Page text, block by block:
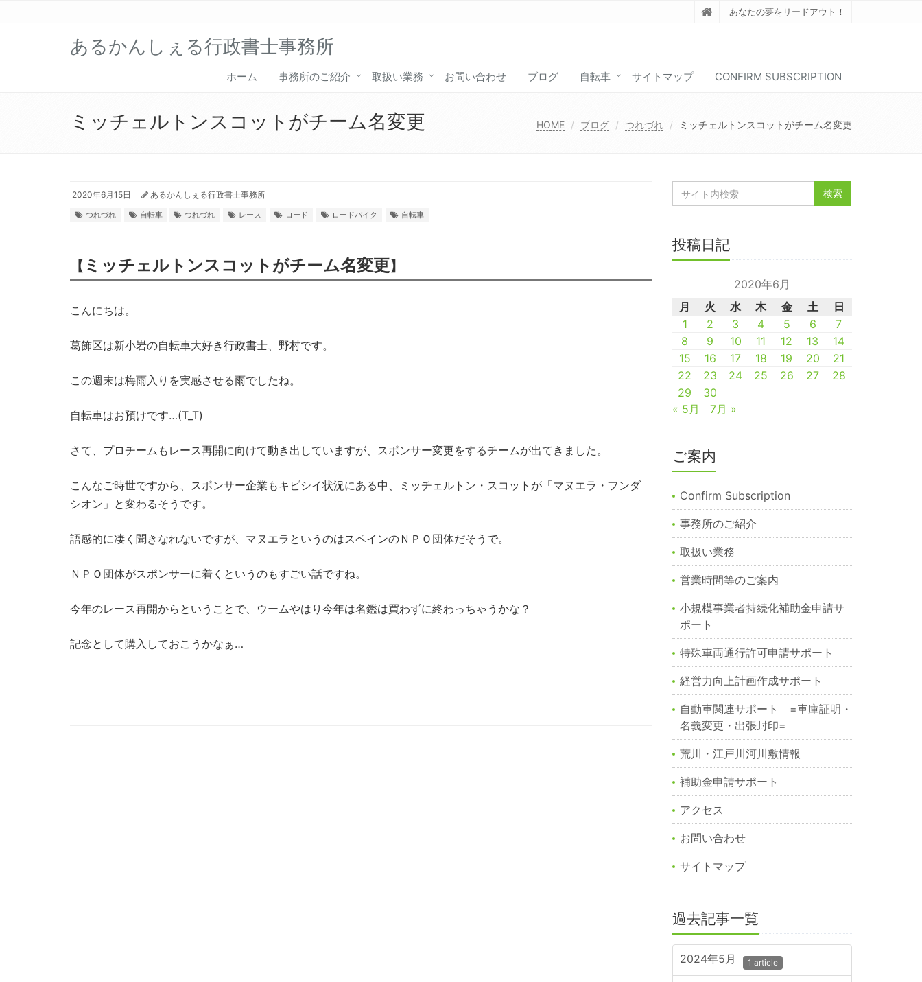
あなたの夢をリードアウト！
あるかんしぇる行政書士事務所
ホーム 事務所のご紹介 取扱い業務 お問い合わせ ブログ 自転車 サイトマップ CONFIRM SUBSCRIPTION
ミッチェルトンスコットがチーム名変更 HOME ブログ つれづれ ミッチェルトンスコットがチーム名変更
2020年6月15日 あるかんしぇる行政書士事務所
つれづれ 自転車 つれづれ レース ロード ロードバイク 自転車
【 ミッチェルトンスコットがチーム名変更】
こんにちは。
葛飾区は新小岩の自転車大好き行政書士、野村です。
この週末は梅雨入りを実感させる雨でしたね。
自転車はお預けです…(T_T)
さて、プロチームもレース再開に向けて動き出していますが、スポンサー変更をするチームが出てきました。
こんなご時世ですから、スポンサー企業もキビシイ状況にある中、ミッチェルトン・スコットが「マヌエラ・フンダ
シオン」と変わるそうです。
語感的に凄く聞きなれないですが、マヌエラというのはスペインのＮＰＯ団体だそうで。
ＮＰＯ団体がスポンサーに着くというのもすごい話ですね。
今年のレース再開からということで、ウームやはり今年は名鑑は買わずに終わっちゃうかな？
記念として購入しておこうかなぁ…
投稿日記
2020年6月
月
火 水 木 金 土
日
1
2 3 4 5 6
7
8
9 10 11 12 13
14
15
16 17 18 19 20
21
22
23 24 25 26 27
28
29
30
« 5月
7月 »
ご案内
Confirm Subscription
事務所のご紹介
取扱い業務
営業時間等のご案内
小規模事業者持続化補助金申請サ
ポート
特殊車両通行許可申請サポート
経営力向上計画作成サポート
自動車関連サポート =車庫証明・
名義変更・出張封印=
荒川・江戸川河川敷情報
補助金申請サポート
アクセス
お問い合わせ
サイトマップ
過去記事一覧
2024年5月 1 article